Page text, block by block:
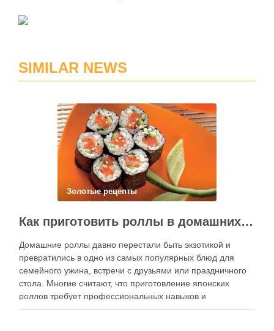
SIMILAR NEWS
Золотые рецепты
Как приготовить роллы в домашних условиях?
Домашние роллы давно перестали быть экзотикой и
превратились в одно из самых популярных блюд для
семейного ужина, встречи с друзьями или праздничного
стола. Многие считают, что приготовление японских
роллов требует профессиональных навыков и
специального оборудования, однако на практике сделать